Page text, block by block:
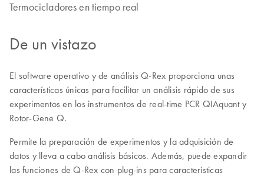
Termocicladores en tiempo real
De un vistazo
El software operativo y de análisis Q-Rex proporciona unas
características únicas para facilitar un análisis rápido de sus
experimentos en los instrumentos de real-time PCR QIAquant y
Rotor-Gene Q.
Permite la preparación de experimentos y la adquisición de
datos y lleva a cabo análisis básicos. Además, puede expandir
las funciones de Q-Rex con plug-ins para características